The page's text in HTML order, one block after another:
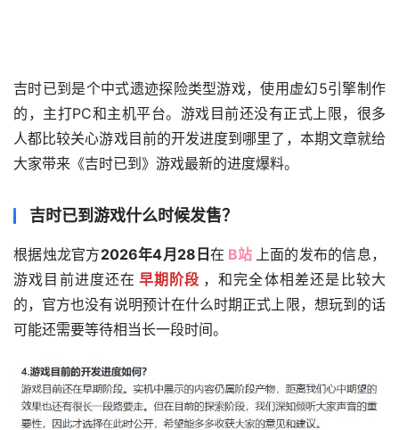
吉时已到是个中式遗迹探险类型游戏，使用虚幻5引擎制作
的，主打PC和主机平台。游戏目前还没有正式上限，很多
人都比较关心游戏目前的开发进度到哪里了，本期文章就给
大家带来《吉时已到》游戏最新的进度爆料。
吉时已到游戏什么时候发售？
根据烛龙官方2026年4月28日在 B站 上面的发布的信息，
游戏目前进度还在 早期阶段 ，和完全体相差还是比较大
的，官方也没有说明预计在什么时期正式上限，想玩到的话
可能还需要等待相当长一段时间。